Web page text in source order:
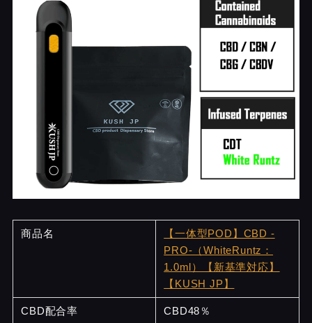
商品名
【一体型POD】CBD -
PRO-（WhiteRuntz：
1.0ml）【新基準対応】
【KUSH JP】
CBD配合率 CBD48％